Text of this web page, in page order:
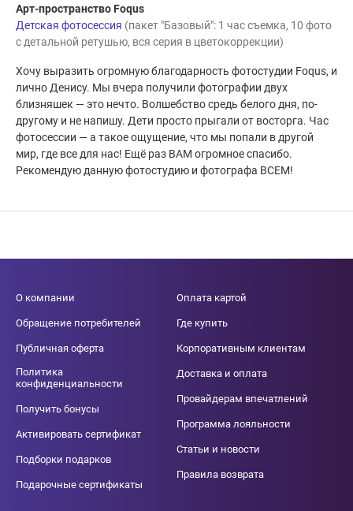
Арт-пространство Foqus
Детская фотосессия (пакет "Базовый": 1 час съемка, 10 фото
с детальной ретушью, вся серия в цветокоррекции)
Хочу выразить огромную благодарность фотостудии Foqus, и
лично Денису. Мы вчера получили фотографии двух
близняшек — это нечто. Волшебство средь белого дня, по-
другому и не напишу. Дети просто прыгали от восторга. Час
фотосессии — а такое ощущение, что мы попали в другой
мир, где все для нас! Ещё раз ВАМ огромное спасибо.
Рекомендую данную фотостудию и фотографа ВСЕМ!
О компании
Обращение потребителей
Публичная оферта
Политика
конфиденциальности
Получить бонусы
Активировать сертификат
Подборки подарков
Подарочные сертификаты
Оплата картой
Где купить
Корпоративным клиентам
Доставка и оплата
Провайдерам впечатлений
Программа лояльности
Статьи и новости
Правила возврата